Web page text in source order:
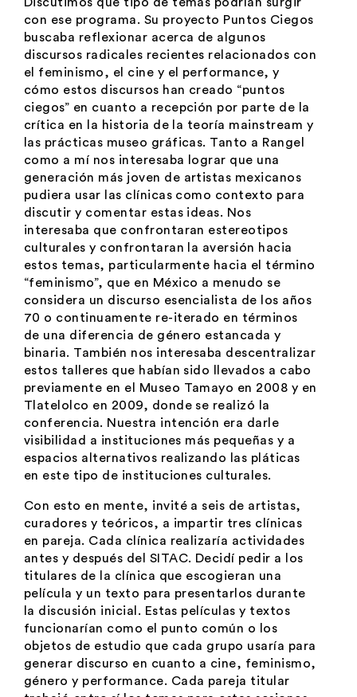
con ese programa. Su proyecto Puntos Ciegos
buscaba reflexionar acerca de algunos
discursos radicales recientes relacionados con
el feminismo, el cine y el performance, y
cómo estos discursos han creado “puntos
ciegos” en cuanto a recepción por parte de la
crítica en la historia de la teoría mainstream y
las prácticas museo gráficas. Tanto a Rangel
como a mí nos interesaba lograr que una
generación más joven de artistas mexicanos
pudiera usar las clínicas como contexto para
discutir y comentar estas ideas. Nos
interesaba que confrontaran estereotipos
culturales y confrontaran la aversión hacia
estos temas, particularmente hacia el término
“feminismo”, que en México a menudo se
considera un discurso esencialista de los años
70 o continuamente re-iterado en términos
de una diferencia de género estancada y
binaria. También nos interesaba descentralizar
estos talleres que habían sido llevados a cabo
previamente en el Museo Tamayo en 2008 y en
Tlatelolco en 2009, donde se realizó la
conferencia. Nuestra intención era darle
visibilidad a instituciones más pequeñas y a
espacios alternativos realizando las pláticas
en este tipo de instituciones culturales.
Con esto en mente, invité a seis de artistas,
curadores y teóricos, a impartir tres clínicas
en pareja. Cada clínica realizaría actividades
antes y después del SITAC. Decidí pedir a los
titulares de la clínica que escogieran una
película y un texto para presentarlos durante
la discusión inicial. Estas películas y textos
funcionarían como el punto común o los
objetos de estudio que cada grupo usaría para
generar discurso en cuanto a cine, feminismo,
género y performance. Cada pareja titular